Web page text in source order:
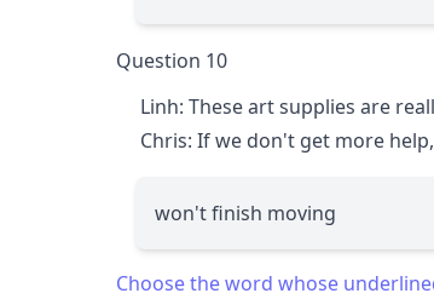
Question 10
Linh: These art supplies are
Chris: If we don't get more
won't finish moving
Choose the word whose